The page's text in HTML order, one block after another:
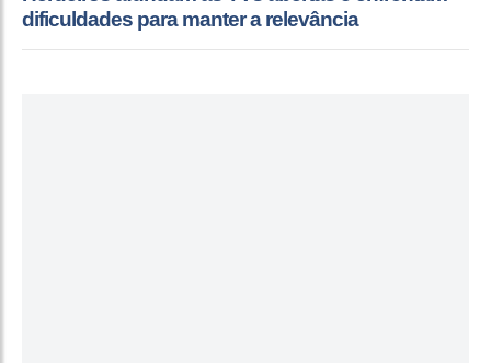
dificuldades para manter a relevância